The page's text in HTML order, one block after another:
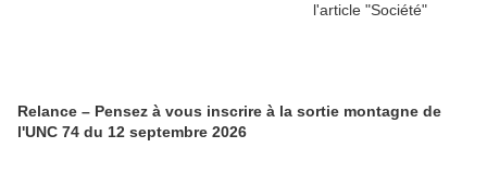
Relance – Pensez à vous inscrire à la sortie montagne de
l'UNC 74 du 12 septembre 2026